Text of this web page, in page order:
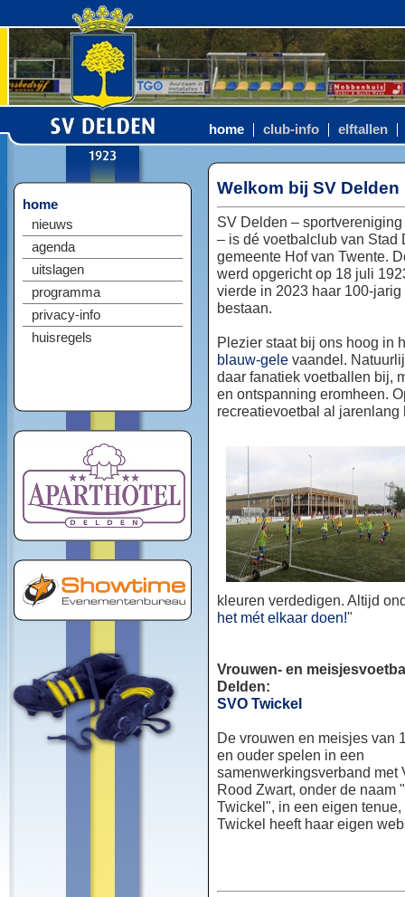
home club-info elftallen
home
nieuws
agenda
uitslagen
programma
privacy-info
huisregels
Welkom bij SV Delden
SV Delden –
– is dé voetbalclub van Stad
gemeente Hof van Twente.
werd opgericht op 18 juli
vierde in 2023 haar 100-jarig
bestaan.
Plezier staat bij ons hoog in
blauw-gele vaandel.
daar fanatiek voetballen bij,
en ontspanning eromheen.
recreatievoetbal al jarenlang
kleuren verdedigen. Altijd
het mét elkaar doen!"
Vrouwen- en
Delden:
SVO Twickel
De vrouwen en meisjes van
en ouder spelen in een
samenwerkingsverband met
Rood Zwart, onder de naam
Twickel", in een eigen
Twickel heeft haar eigen